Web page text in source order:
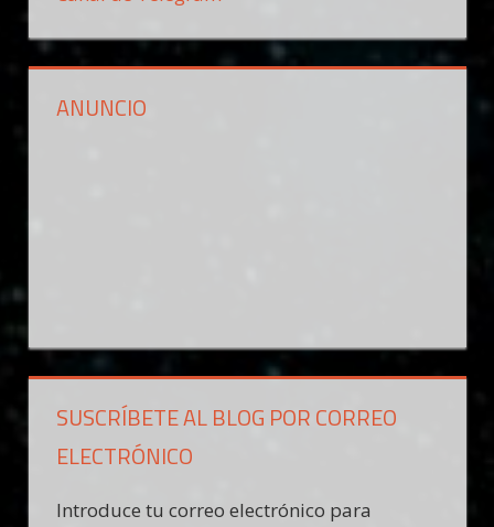
ANUNCIO
SUSCRÍBETE AL BLOG POR CORREO
ELECTRÓNICO
Introduce tu correo electrónico para